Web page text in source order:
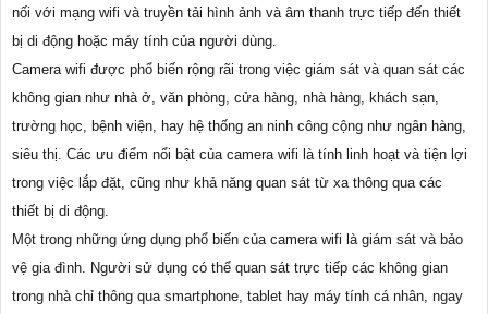
nối với mạng wifi và truyền tải hình ảnh và âm thanh trực tiếp đến thiết
bị di động hoặc máy tính của người dùng.
Camera wifi được phổ biến rộng rãi trong việc giám sát và quan sát các
không gian như nhà ở, văn phòng, cửa hàng, nhà hàng, khách sạn,
trường học, bệnh viện, hay hệ thống an ninh công cộng như ngân hàng,
siêu thị. Các ưu điểm nổi bật của camera wifi là tính linh hoạt và tiện lợi
trong việc lắp đặt, cũng như khả năng quan sát từ xa thông qua các
thiết bị di động.
Một trong những ứng dụng phổ biến của camera wifi là giám sát và bảo
vệ gia đình. Người sử dụng có thể quan sát trực tiếp các không gian
trong nhà chỉ thông qua smartphone, tablet hay máy tính cá nhân, ngay